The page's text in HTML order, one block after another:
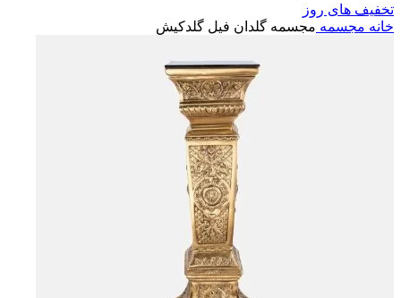
تخفیف های روز
خانه مجسمه مجسمه گلدان فیل گلدکیش